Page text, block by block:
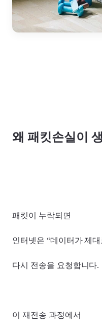
왜 패킷손실이
패킷이 누락되면
인터넷은 “데이터가 제
다시 전송을 요청합니다.
이 재전송 과정에서